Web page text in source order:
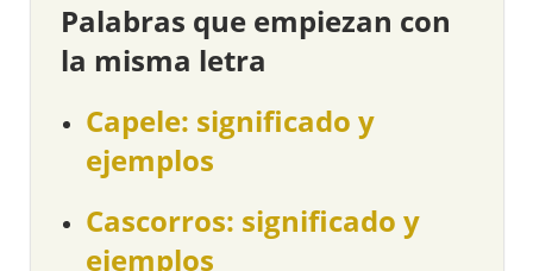
Palabras que empiezan con
la misma letra
Capele: significado y
ejemplos
Cascorros: significado y
ejemplos